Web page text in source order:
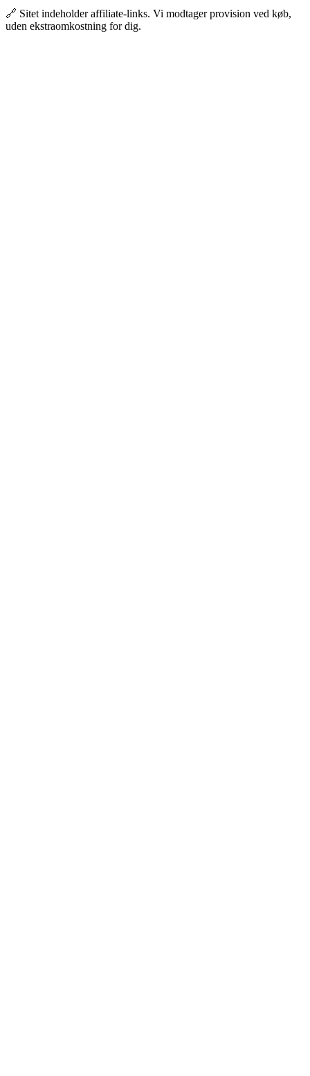
🔗 Sitet indeholder affiliate-links. Vi modtager provision ved køb,
uden ekstraomkostning for dig.